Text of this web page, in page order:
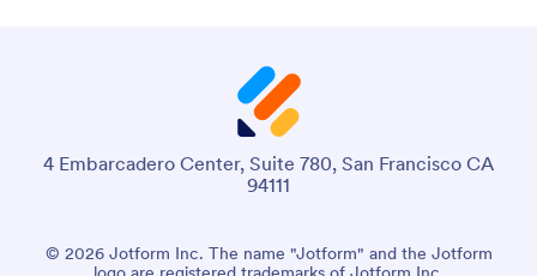
4 Embarcadero Center, Suite 780, San Francisco CA
94111
© 2026 Jotform Inc. The name "Jotform" and the Jotform